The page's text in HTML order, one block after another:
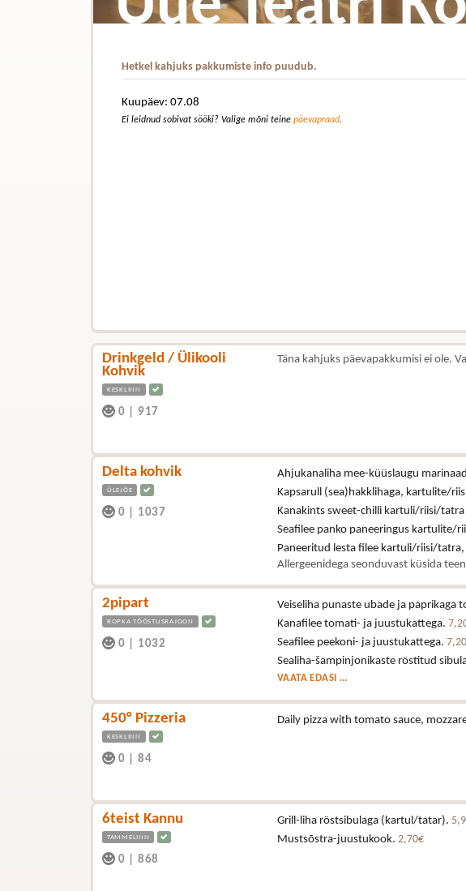
Hetkel kahjuks pakkumiste info puudub.
Kuupäev: 07.08
Ei leidnud sobivat sööki? Valige mõni teine päevapraad.
Drinkgeld / Ülikooli
Kohvik
KESKLINN
0 917
Täna kahjuks päevapakkumisi ei ole.
Delta kohvik
ÜLEJÕE
0 1037
Ahjukanaliha mee-küüslaugu
Kapsarull (sea)hakklihaga, kartulite/
Kanakints sweet-chilli kartuli/riisi/tatra
Seafilee panko paneeringus kartulite/
Paneeritud lesta filee kartuli/riisi/tatra,
Allergeenidega seonduvast küsida
2pipart
ROPKA TÖÖSTUSRAJOON
0 1032
Veiseliha punaste ubade ja paprikaga
Kanafilee tomati- ja juustukattega.
Seafilee peekoni- ja juustukattega.
Sealiha-šampinjonikaste röstitud
VAATA EDASI ...
450° Pizzeria
KESKLINN
0 84
Daily pizza with tomato sauce,
6teist Kannu
TAMMELINN
0 868
Grill-liha röstsibulaga (kartul/tatar).
Mustsõstra-juustukook. 2,70€